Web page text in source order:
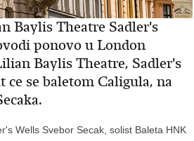
Baylis Theatre Sadler's
ponovo u London
Baylis Theatre, Sadler's
se baletom Caligula, na
Wells Svebor Secak, solist Baleta HNK